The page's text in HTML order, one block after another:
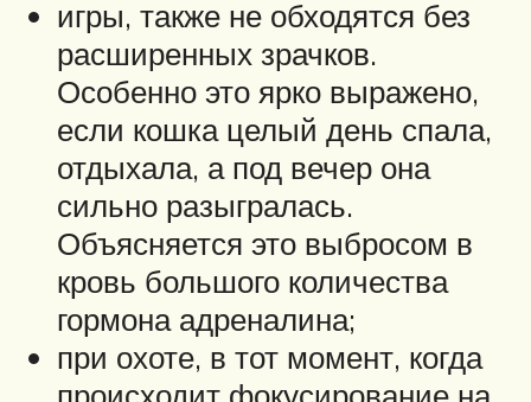
игры, также не обходятся без
расширенных зрачков.
Особенно это ярко выражено,
если кошка целый день спала,
отдыхала, а под вечер она
сильно разыгралась.
Объясняется это выбросом в
кровь большого количества
гормона адреналина;
при охоте, в тот момент, когда